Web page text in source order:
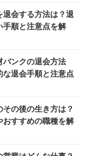
退会する方法は？退
手順と注意点を解
バンクの退会方法
な退会手順と注意点
その後の生き方は？
おすすめの職種を解